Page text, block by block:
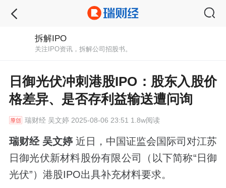
拆解IPO
关注IPO资讯，拆解公司招股书。
日御光伏冲刺港股IPO：股东入股价
格差异、是否存利益输送遭问询
瑞财经吴文婷 2025-08-06 23:51 1.8w阅读
瑞财经 吴文婷 近日，中国证监会国际司对江苏
日御光伏新材料股份有限公司（以下简称“日御
光伏”）港股IPO出具补充材料要求。